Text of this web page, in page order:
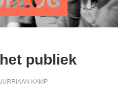
publiek
JURRIAAN KAMP